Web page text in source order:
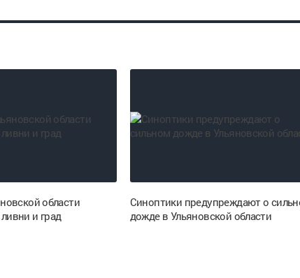
области
и град
Синоптики предупреждают о
дожде в Ульяновской области